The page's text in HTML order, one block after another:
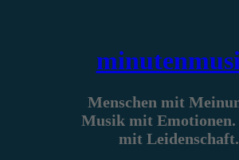
Menschen mit
Musik mit Emotionen.
mit Leidenschaft.